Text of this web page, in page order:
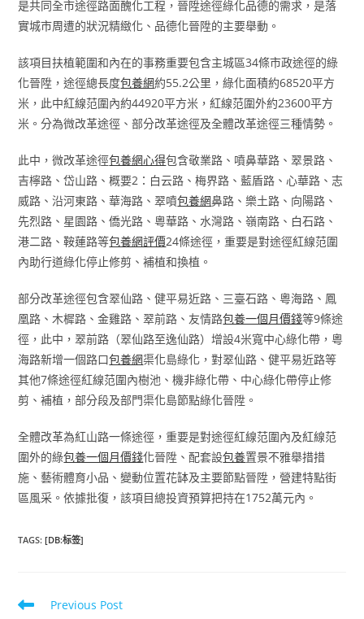
是共同全市途徑路面醜化工程，晉陞途徑綠化品德的需求，是落
實城市周遭的狀況精緻化、品德化晉陞的主要舉動。
該項目扶植範圍和內在的事務重要包含主城區34條市政途徑的綠
化晉陞，途徑總長度包養網約55.2公里，綠化面積約68520平方
米，此中紅線范圍內約44920平方米，紅線范圍外約23600平方
米。分為微改革途徑、部分改革途徑及全體改革途徑三種情勢。
此中，微改革途徑包養網心得包含敬業路、噴鼻華路、翠景路、
吉檸路、岱山路、概要2：白云路、梅界路、藍盾路、心華路、志
威路、沿河東路、華海路、翠噴包養網鼻路、樂土路、向陽路、
先烈路、星園路、僑光路、粵華路、水灣路、嶺南路、白石路、
港二路、鞍蓮路等包養網評價24條途徑，重要是對途徑紅線范圍
內助行道綠化停止修剪、補植和換植。
部分改革途徑包含翠仙路、健平易近路、三臺石路、粵海路、鳳
凰路、木樨路、金雞路、翠前路、友情路包養一個月價錢等9條途
徑，此中，翠前路（翠仙路至逸仙路）增設4米寬中心綠化帶，粵
海路新增一個路口包養網渠化島綠化，對翠仙路、健平易近路等
其他7條途徑紅線范圍內樹池、機非綠化帶、中心綠化帶停止修
剪、補植，部分段及部門渠化島節點綠化晉陞。
全體改革為紅山路一條途徑，重要是對途徑紅線范圍內及紅線范
圍外的綠包養一個月價錢化晉陞、配套設包養置景不雅舉措措
施、藝術體育小品、變動位置花缽及主要節點晉陞，營建特點街
區風采。依據批復，該項目總投資預算把持在1752萬元內。
TAGS:[DB:标签]
Read
Previous Post